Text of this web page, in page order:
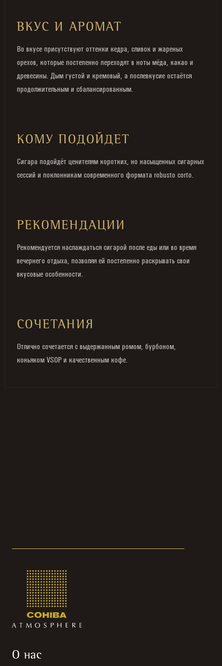
ВКУС И АРОМАТ
Во вкусе присутствуют оттенки кедра, сливок и жареных
орехов, которые постепенно переходят в ноты мёда, какао и
древесины. Дым густой и кремовый, а послевкусие остаётся
продолжительным и сбалансированным.
КОМУ ПОДОЙДЕТ
Сигара подойдёт ценителям коротких, но насыщенных сигарных
сессий и поклонникам современного формата robusto corto.
РЕКОМЕНДАЦИИ
Рекомендуется наслаждаться сигарой после еды или во время
вечернего отдыха, позволяя ей постепенно раскрывать свои
вкусовые особенности.
СОЧЕТАНИЯ
Отлично сочетается с выдержанным ромом, бурбоном,
коньяком VSOP и качественным кофе.
О нас